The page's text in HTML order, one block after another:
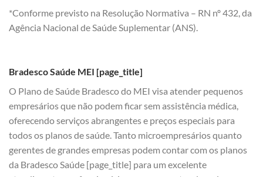
*Conforme previsto na Resolução Normativa – RN nº 432, da
Agência Nacional de Saúde Suplementar (ANS).
Bradesco Saúde MEI [page_title]
O Plano de Saúde Bradesco do MEI visa atender pequenos
empresários que não podem ficar sem assistência médica,
oferecendo serviços abrangentes e preços especiais para
todos os planos de saúde. Tanto microempresários quanto
gerentes de grandes empresas podem contar com os planos
da Bradesco Saúde [page_title] para um excelente